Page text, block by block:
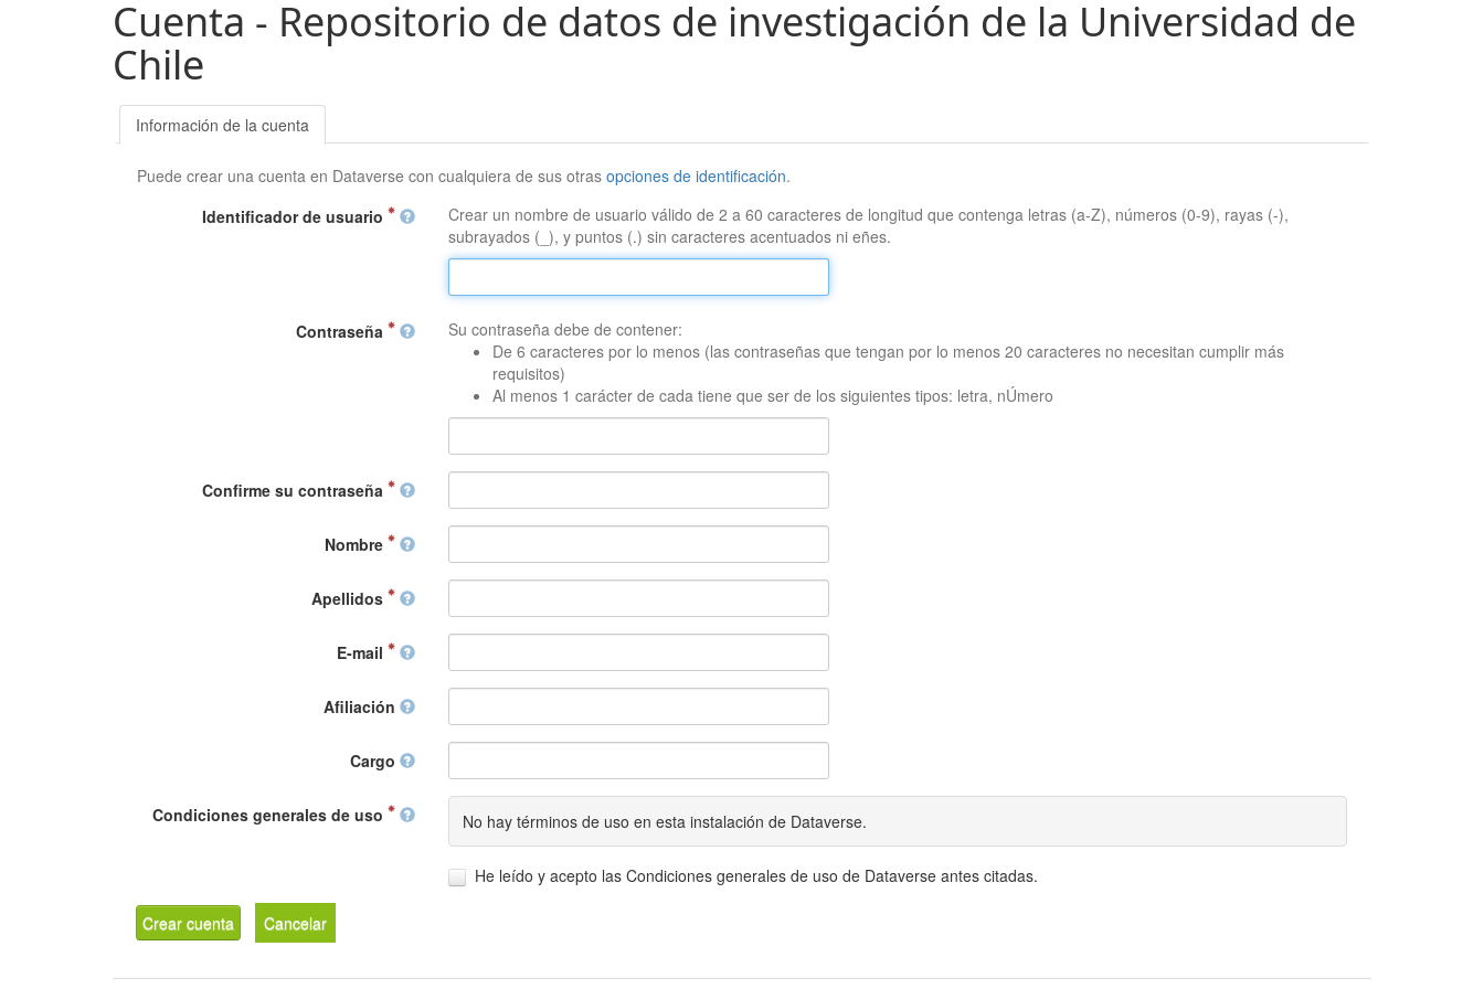
Cuenta - Repositorio de datos de investigación de la Universidad de
Chile
Información de la cuenta
Puede crear una cuenta en Dataverse con cualquiera de sus otrasopciones de identificación.
Identificador de usuario
Crear un nombre de usuario válido de 2 a 60 caracteres de longitud que contenga letras (a-Z), números (0-9), rayas (-),
subrayados (_), y puntos (.) sin caracteres acentuados ni eñes.
Contraseña
Su contraseña debe de contener:
De 6 caracteres por lo menos (las contraseñas que tengan por lo menos 20 caracteres no necesitan cumplir más
requisitos)
Al menos 1 carácter de cada tiene que ser de los siguientes tipos: letra, nÚmero
Confirme su contraseña
Nombre
Apellidos
E-mail
Afiliación
Cargo
Condiciones generales de uso No hay términos de uso en esta instalación de Dataverse.
He leído y acepto las Condiciones generales de uso de Dataverse antes citadas.
Crear cuenta Cancelar